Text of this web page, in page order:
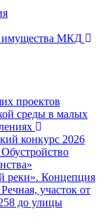
имущества МКД
проектов
среды в малых
конкурс 2026
реки». Концепция
участок от
до улицы